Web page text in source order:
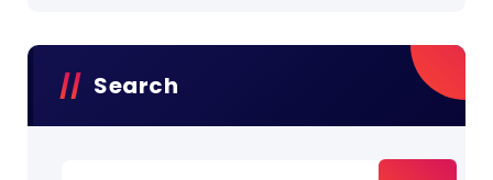
Search